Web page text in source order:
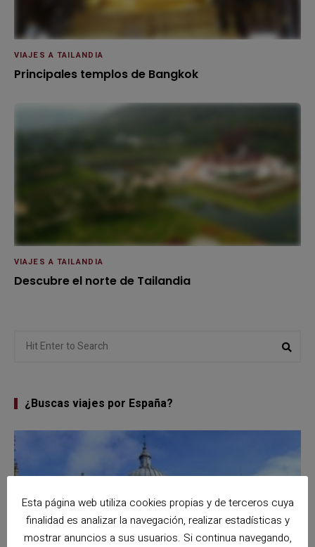
VIAJES A TAILANDIA
Principales templos de Bangkok
VIAJES A TAILANDIA
Descubre el norte de Tailandia
for:
¿Buscas viajes por España?
Esta página web utiliza cookies propias y de terceros cuya
finalidad es analizar la navegación, realizar estadísticas y
mostrar anuncios a sus usuarios. Si continua navegando,